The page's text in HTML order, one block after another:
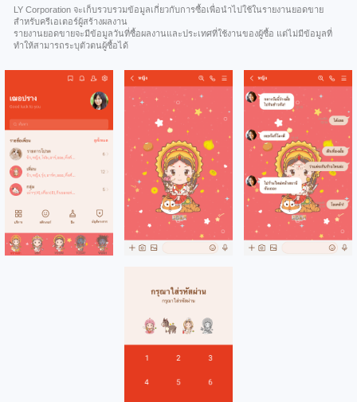
LY Corporation จะเก็บรวบรวมข้อมูลเกี่ยวกับการซื้อเพื่อนำไปใช้ในรายงานยอดขาย
สำหรับครีเอเตอร์ผู้สร้างผลงาน
รายงานยอดขายจะมีข้อมูลวันที่ซื้อผลงานและประเทศที่ใช้งานของผู้ซื้อ แต่ไม่มีข้อมูลที่
ทำให้สามารถระบุตัวตนผู้ซื้อได้